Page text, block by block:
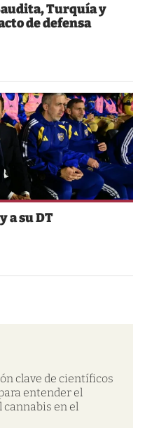
Turquía y
de defensa
a su DT
clave de científicos
entender el
cannabis en el